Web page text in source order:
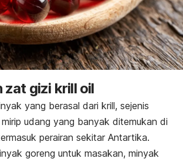
zat gizi krill oil
yang berasal dari krill, sejenis
udang yang banyak ditemukan di
perairan sekitar Antartika.
goreng untuk masakan, minyak